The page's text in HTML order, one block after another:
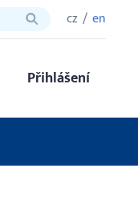
cz en
Přihlášení